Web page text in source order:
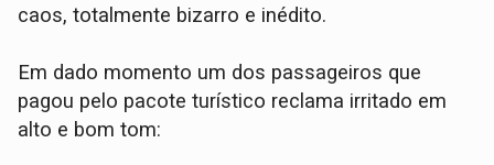
caos, totalmente bizarro e inédito.
Em dado momento um dos passageiros que
pagou pelo pacote turístico reclama irritado em
alto e bom tom: